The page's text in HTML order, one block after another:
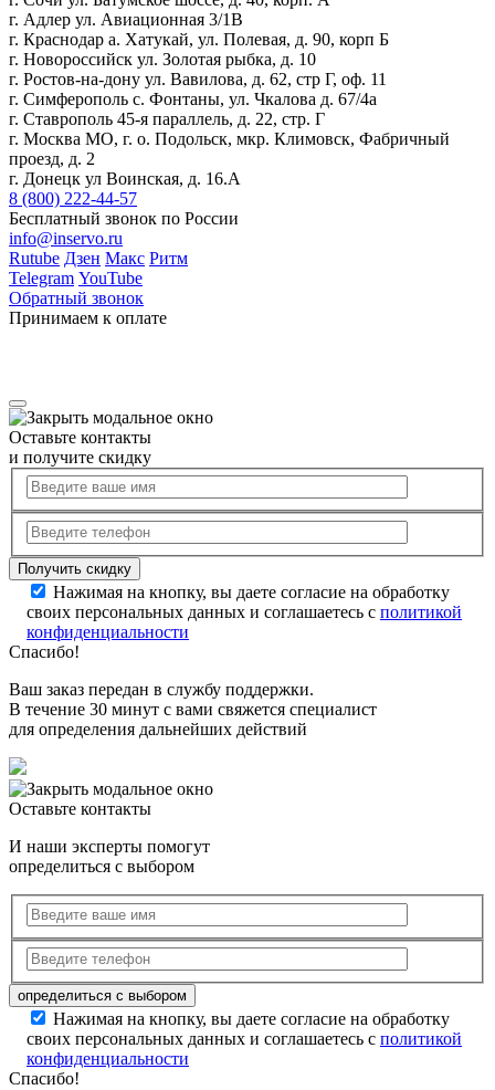
г. Адлер ул. Авиационная 3/1В
г. Краснодар а. Хатукай, ул. Полевая, д. 90, корп Б
г. Новороссийск ул. Золотая рыбка, д. 10
г. Ростов-на-дону ул. Вавилова, д. 62, стр Г, оф. 11
г. Симферополь с. Фонтаны, ул. Чкалова д. 67/4а
г. Ставрополь 45-я параллель, д. 22, стр. Г
г. Москва МО, г. о. Подольск, мкр. Климовск, Фабричный
проезд, д. 2
г. Донецк ул Воинская, д. 16.А
8 (800) 222-44-57
Бесплатный звонок по России
info@inservo.ru
Rutube Дзен Макс Ритм
Telegram YouTube
Обратный звонок
Принимаем к оплате
Оставьте контакты
и получите скидку
Нажимая на кнопку, вы даете согласие на обработку
своих персональных данных и соглашаетесь с политикой
конфиденциальности
Спасибо!
Ваш заказ передан в службу поддержки.
В течение 30 минут с вами свяжется специалист
для определения дальнейших действий
Оставьте контакты
И наши эксперты помогут
определиться с выбором
Нажимая на кнопку, вы даете согласие на обработку
своих персональных данных и соглашаетесь с политикой
конфиденциальности
Спасибо!